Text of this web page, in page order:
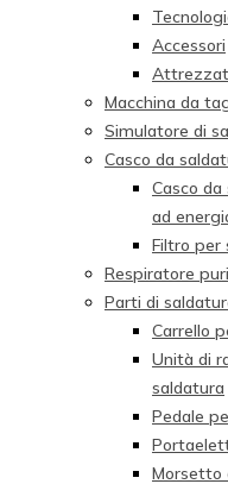
Accessori
Macchina da
Simulatore di
Casco da
Casco
ad
Filtro per
Respiratore
Parti di
Carrello
Unità di
saldatura
Pedale
Morsetto